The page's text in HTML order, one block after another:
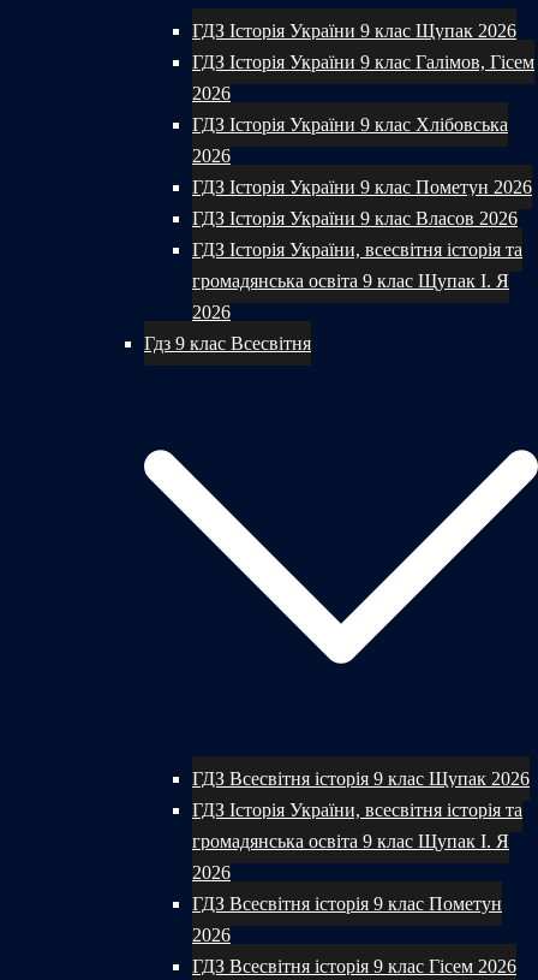
ГДЗ Історія України 9 клас Щупак 2026
ГДЗ Історія України 9 клас Галімов, Гісем
2026
ГДЗ Історія України 9 клас Хлібовська
2026
ГДЗ Історія України 9 клас Пометун 2026
ГДЗ Історія України 9 клас Власов 2026
ГДЗ Історія України, всесвітня історія та
громадянська освіта 9 клас Щупак І. Я
2026
Гдз 9 клас Всесвітня
ГДЗ Всесвітня історія 9 клас Щупак 2026
ГДЗ Історія України, всесвітня історія та
громадянська освіта 9 клас Щупак І. Я
2026
ГДЗ Всесвітня історія 9 клас Пометун
2026
ГДЗ Всесвітня історія 9 клас Гісем 2026